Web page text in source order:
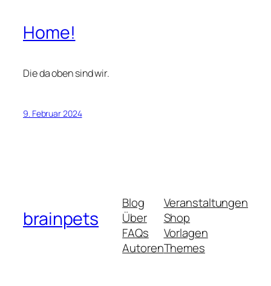
Home!
Die da oben sind wir.
9. Februar 2024
brainpets
Blog
Über
FAQs
Autoren
Veranstaltungen
Shop
Vorlagen
Themes